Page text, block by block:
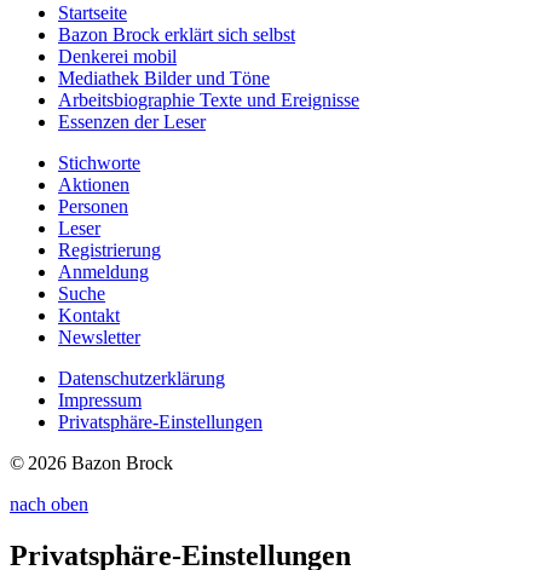
Startseite
Bazon Brock erklärt sich selbst
Denkerei mobil
Mediathek Bilder und Töne
Arbeitsbiographie Texte und Ereignisse
Essenzen der Leser
Stichworte
Aktionen
Personen
Leser
Registrierung
Anmeldung
Suche
Kontakt
Newsletter
Datenschutzerklärung
Impressum
Privatsphäre-Einstellungen
© 2026 Bazon Brock
nach oben
Privatsphäre-Einstellungen